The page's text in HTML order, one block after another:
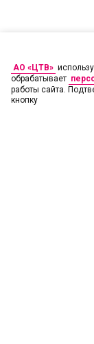
АО «ЦТВ»
обрабатывает
работы сайта.
кнопку